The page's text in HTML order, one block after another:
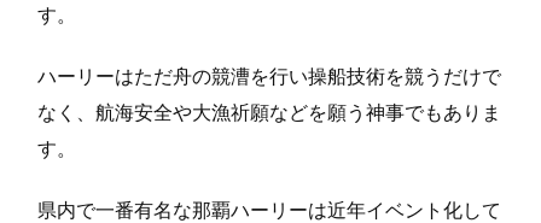
す。
ハーリーはただ舟の競漕を行い操船技術を競うだけで
なく、航海安全や大漁祈願などを願う神事でもありま
す。
県内で一番有名な那覇ハーリーは近年イベント化して